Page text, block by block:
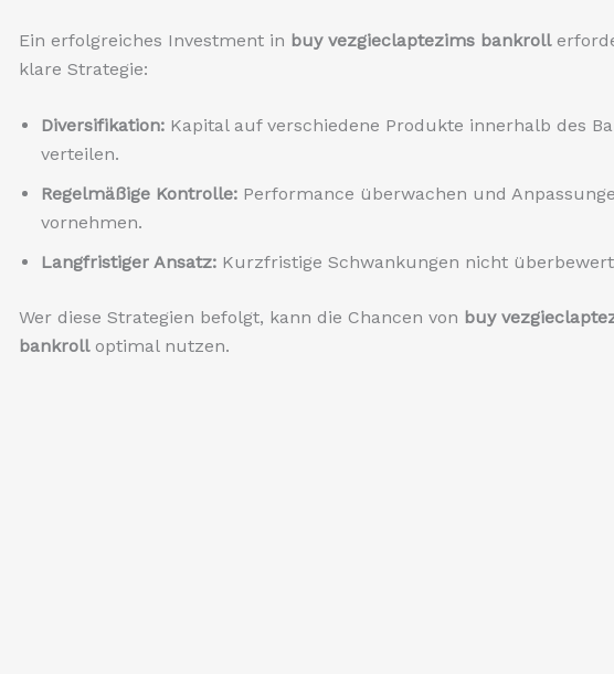
Ein erfolgreiches Investment in buy vezgieclaptezims bankroll
klare Strategie:
Diversifikation: Kapital auf verschiedene Produkte innerhalb des
verteilen.
Regelmäßige Kontrolle: Performance überwachen und
vornehmen.
Langfristiger Ansatz: Kurzfristige Schwankungen nicht
Wer diese Strategien befolgt, kann die Chancen von buy
bankrolloptimal nutzen.